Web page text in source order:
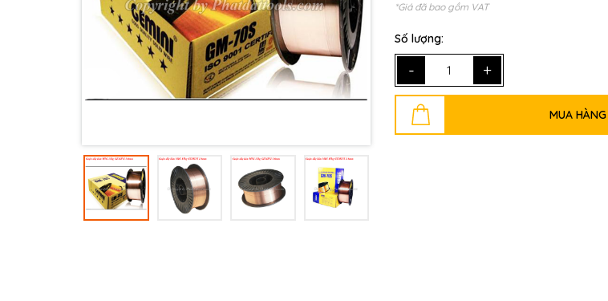
*Giá đã bao gồm VAT
Số lượng:
- +
MUA HÀNG
Mã giảm giá:
Ngày hết hạn:
Điều kiện: